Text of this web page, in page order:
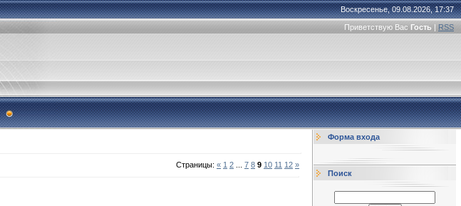
Воскресенье, 09.08.2026, 17:37
Приветствую Вас Гость | RSS
Страницы: « 1 2 7 8 9 10 11 12 »
Форма входа
Поиск